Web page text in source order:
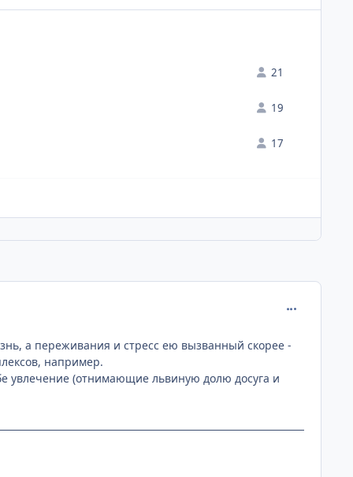
21
19
17
а переживания и стресс ею вызванный скорее -
например.
увлечение (отнимающие львиную долю досуга и